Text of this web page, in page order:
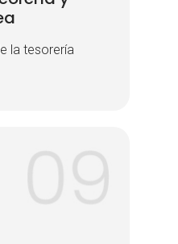
la tesorería
la tesorería